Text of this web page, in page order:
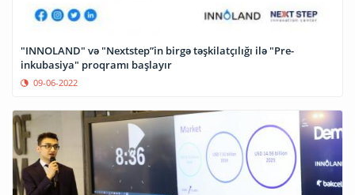
"INNOLAND" və "Nextstep”in birgə təşkilatçılığı ilə "Pre-
inkubasiya" proqramı başlayır
09-06-2022